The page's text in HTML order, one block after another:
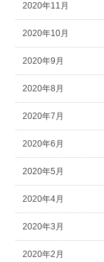
2020年11月
2020年10月
2020年9月
2020年8月
2020年7月
2020年6月
2020年5月
2020年4月
2020年3月
2020年2月